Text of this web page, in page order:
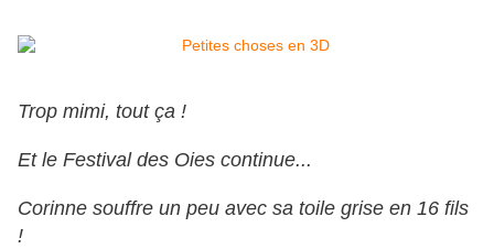
Trop mimi, tout ça !
Et le Festival des Oies continue...
Corinne souffre un peu avec sa toile grise en 16 fils
!